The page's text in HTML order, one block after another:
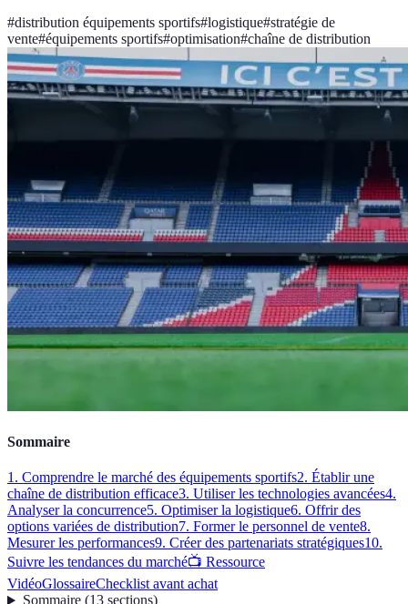
#distribution équipements sportifs#logistique#stratégie de
vente#équipements sportifs#optimisation#chaîne de distribution
Sommaire
1. Comprendre le marché des équipements sportifs2. Établir une
chaîne de distribution efficace3. Utiliser les technologies avancées4.
Analyser la concurrence5. Optimiser la logistique6. Offrir des
options variées de distribution7. Former le personnel de vente8.
Mesurer les performances9. Créer des partenariats stratégiques10.
Suivre les tendances du marché📺 Ressource
VidéoGlossaireChecklist avant achat
Sommaire(13 sections)